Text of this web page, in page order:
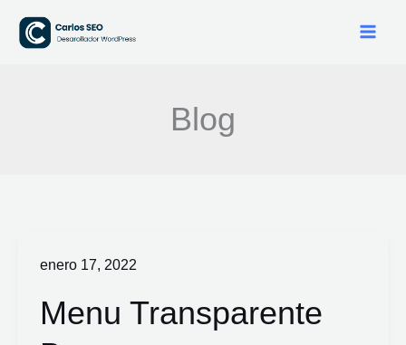
Blog
enero 17, 2022
Menu Transparente
Menu
Borroso